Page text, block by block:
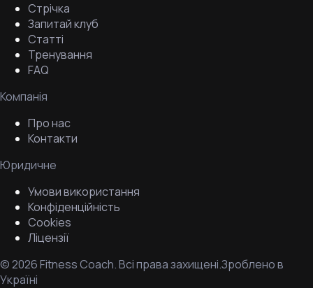
Стрічка
Запитай клуб
Статті
Тренування
FAQ
Компанія
Про нас
Контакти
Юридичне
Умови використання
Конфіденційність
Cookies
Ліцензії
©2026Fitness Coach.Всі права захищені.Зроблено в
Україні